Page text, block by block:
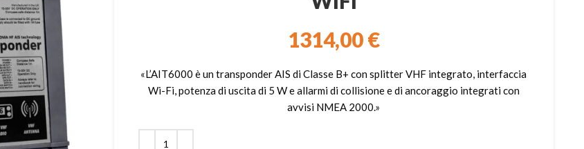
1314,00€
«L’AIT6000 è un transponder AIS di Classe B+ con splitter VHF integrato, interfaccia
Wi-Fi, potenza di uscita di 5 W e allarmi di collisione e di ancoraggio integrati con
avvisi NMEA 2000.»